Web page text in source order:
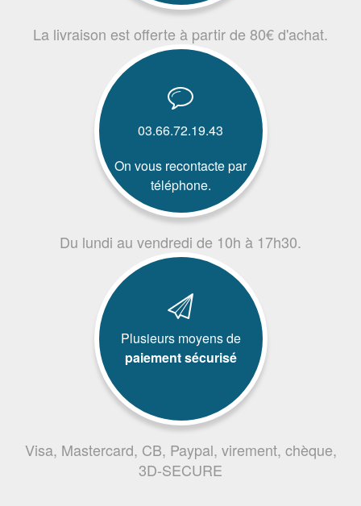
La livraison est offerte à partir de 80€ d'achat.
03.66.72.19.43
On vous recontacte par
téléphone.
Du lundi au vendredi de 10h à 17h30.
Plusieurs moyens de
paiement sécurisé
Visa, Mastercard, CB, Paypal, virement, chèque,
3D-SECURE